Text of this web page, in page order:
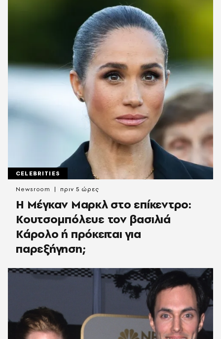
CELEBRITIES
Η Μέγκαν Μαρκλ στο επίκεντρο:
Κουτσομπόλευε τον βασιλιά
Κάρολο ή πρόκειται για
παρεξήγηση;
Newsroom πριν 5 ώρες